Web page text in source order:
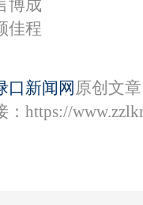
博成
佳程
口新闻网 原创文
https://